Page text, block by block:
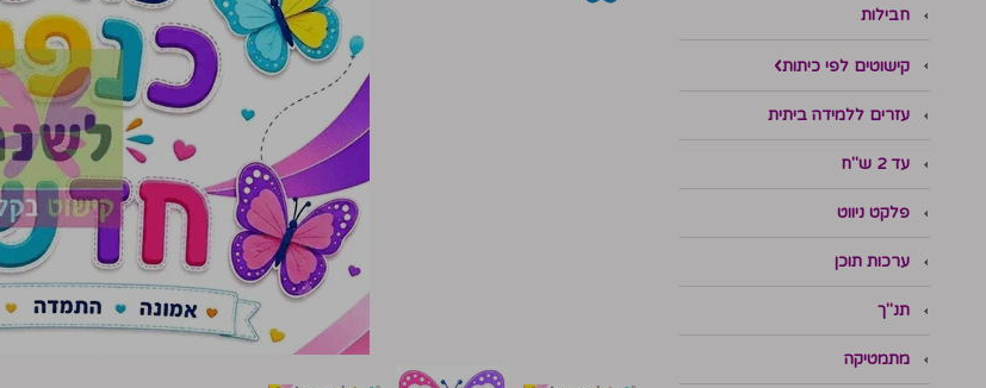
חבילות
קישוטים לפי כיתות
עזרים ללמידה ביתית
עד 2 ש"ח
פלקט ניווט
ערכות תוכן
תנ"ך
מתמטיקה